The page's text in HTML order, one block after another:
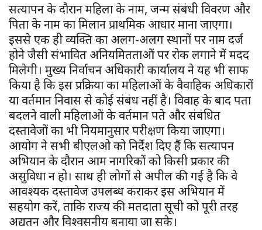
सत्यापन के दौरान महिला के नाम, जन्म संबंधी विवरण और
पिता के नाम का मिलान प्राथमिक आधार माना जाएगा।
इससे एक ही व्यक्ति का अलग-अलग स्थानों पर नाम दर्ज
होने जैसी संभावित अनियमितताओं पर रोक लगाने में मदद
मिलेगी। मुख्य निर्वाचन अधिकारी कार्यालय ने यह भी साफ
किया है कि इस प्रक्रिया का महिलाओं के वैवाहिक अधिकारों
या वर्तमान निवास से कोई संबंध नहीं है। विवाह के बाद पता
बदलने वाली महिलाओं के वर्तमान पते और संबंधित
दस्तावेजों का भी नियमानुसार परीक्षण किया जाएगा।
आयोग ने सभी बीएलओ को निर्देश दिए हैं कि सत्यापन
अभियान के दौरान आम नागरिकों को किसी प्रकार की
असुविधा न हो। साथ ही लोगों से अपील की गई है कि वे
आवश्यक दस्तावेज उपलब्ध कराकर इस अभियान में
सहयोग करें, ताकि राज्य की मतदाता सूची को पूरी तरह
अद्यतन और विश्वसनीय बनाया जा सके।